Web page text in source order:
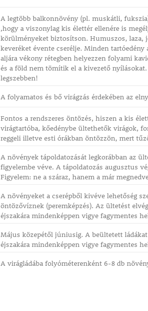
A legtöbb balkonnövény (pl. muskátli,
,hogy a viszonylag kis élettér ellenére is
körülményeket biztosítson. Humuszos, laza,
keveréket évente cserélje. Minden
aljára vékony rétegben helyezzen folyami
és a föld nem tömítik el a kivezető
legszebben!
A folyamatos és bő virágzás érdekében az
Fontos a rendszeres öntözés, hiszen a kis
virágtartóba, kőedénybe ültethetők virágok,
reggeli illetve esti órákban öntözzön, mert
A növények tápoldatozását legkorábban az
figyelembe véve. A tápoldatozás augusztus
Figyelem: ne a száraz, hanem a már
A növényeket a cserépből kivéve lehetőség
öntözővíznek (peremképzés). Az ültetést
éjszakára mindenképpen vigye fagymentes
Május közepétől júniusig. A beültetett
éjszakára mindenképpen vigye fagymentes
A virágládába folyóméterenként 6-8 db